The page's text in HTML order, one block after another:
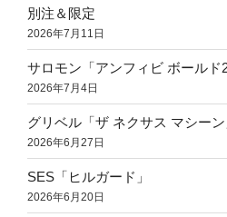
別注＆限定
2026年7月11日
サロモン「アンフィビ ボールド2
2026年7月4日
グリベル「ザ ネクサス マシー
2026年6月27日
SES「ヒルガード」
2026年6月20日